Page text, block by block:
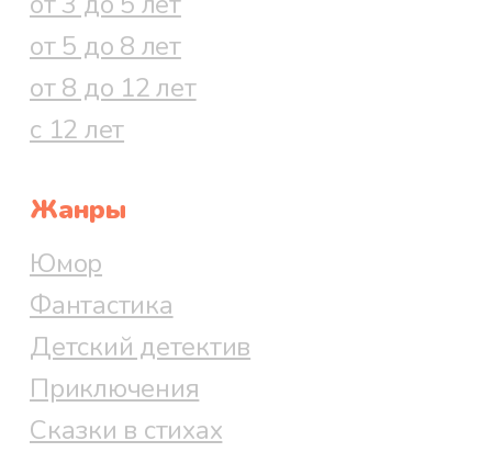
от 5 до 8 лет
от 8 до 12 лет
с 12 лет
Жанры
Юмор
Фантастика
Детский детектив
Приключения
Сказки в стихах